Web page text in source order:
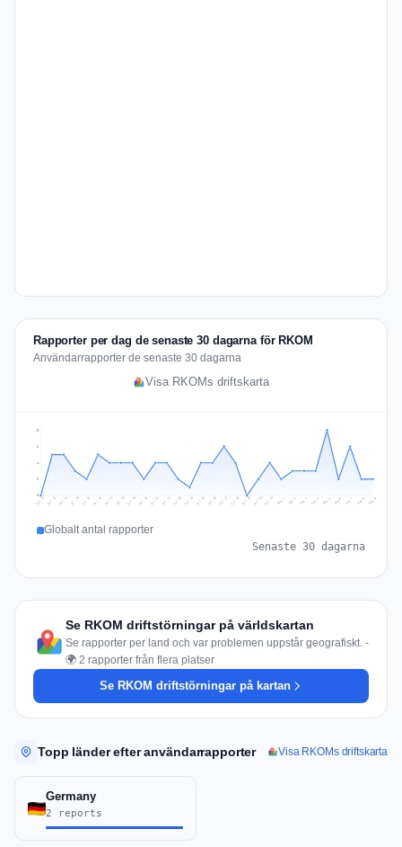
Rapporter per dag de senaste 30 dagarna för RKOM
Användarrapporter de senaste 30 dagarna
Visa RKOMs driftskarta
2
4
6
8
Jul 11 Jul 12 Jul 13 Jul 14 Jul 15 Jul 16 Jul 17 Jul 18 Jul 19 Jul 20 Jul 21 Jul 22 Jul 23 Jul 24 Jul 25 Jul 26 Jul 27 Jul 28 Jul 29 Jul 30 Jul 31 Aug 1 Aug 2 Aug 3 Aug 4 Aug 5 Aug 6 Aug 7 Aug 8 Aug 9
Globalt antal rapporter
Senaste 30 dagarna
Se RKOM driftstörningar på världskartan
Se rapporter per land och var problemen uppstår geografiskt. -
🌍 2 rapporter från flera platser
Se RKOM driftstörningar på kartan
Topp länder efter användarrapporter Visa RKOMs driftskarta
Germany
2 reports